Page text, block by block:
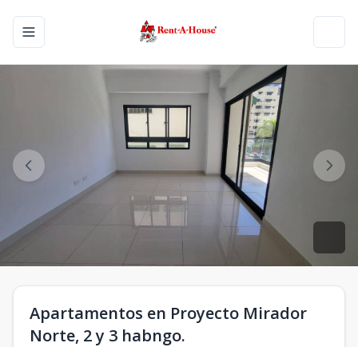
Toggle navigation menu
Apartamentos en Proyecto Mirador
Norte, 2 y 3 habngo.